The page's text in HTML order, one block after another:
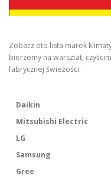
Zobacz oto lista marek
bierzemy na warsztat,
fabrycznej świeżości:
Daikin
Mitsubishi Electric
LG
Samsung
Gree